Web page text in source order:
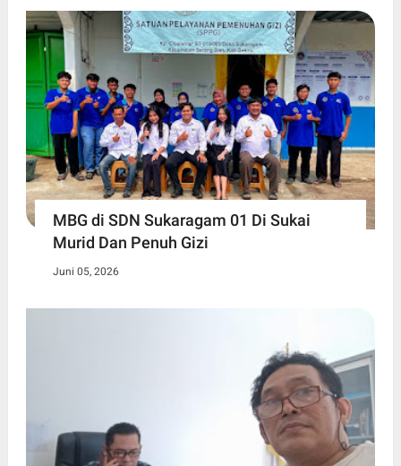
MBG di SDN Sukaragam 01 Di Sukai
Murid Dan Penuh Gizi
Juni 05, 2026